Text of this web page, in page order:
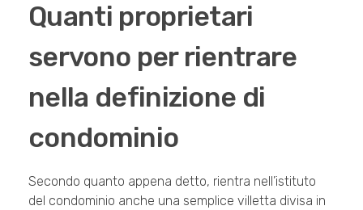
Quanti proprietari
servono per rientrare
nella definizione di
condominio
Secondo quanto appena detto, rientra nell’istituto
del condominio anche una semplice villetta divisa in